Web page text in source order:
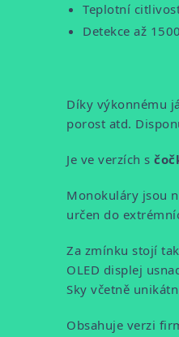
Teplotní
Detekce až
Díky výkonnému
porost atd.
Je ve verzích s
Monokuláry jsou
určen do
Za zmínku stojí
OLED displej
Sky včetně
Obsahuje verzi